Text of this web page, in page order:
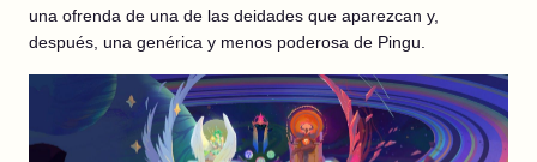
una ofrenda de una de las deidades que aparezcan y,
después, una genérica y menos poderosa de Pingu.